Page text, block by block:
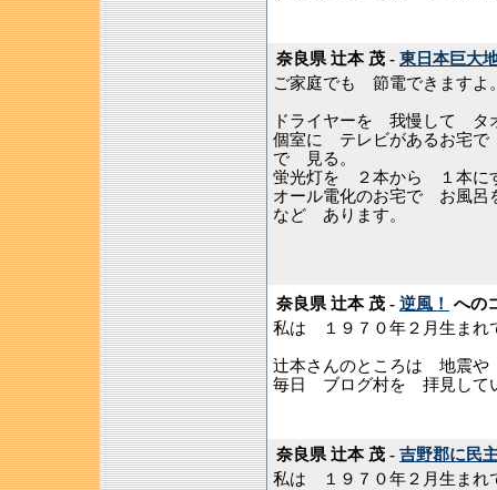
奈良県 辻本 茂 - 東日本巨大
ご家庭でも 節電できますよ
ドライヤーを 我慢して タ
個室に テレビがあるお宅
で 見る。
蛍光灯を ２本から １本に
オール電化のお宅で お風
など あります。
奈良県 辻本 茂 - 逆風！
への
私は １９７０年２月生ま
辻本さんのところは 地震
毎日 ブログ村を 拝見して
奈良県 辻本 茂 - 吉野郡に民
私は １９７０年２月生ま